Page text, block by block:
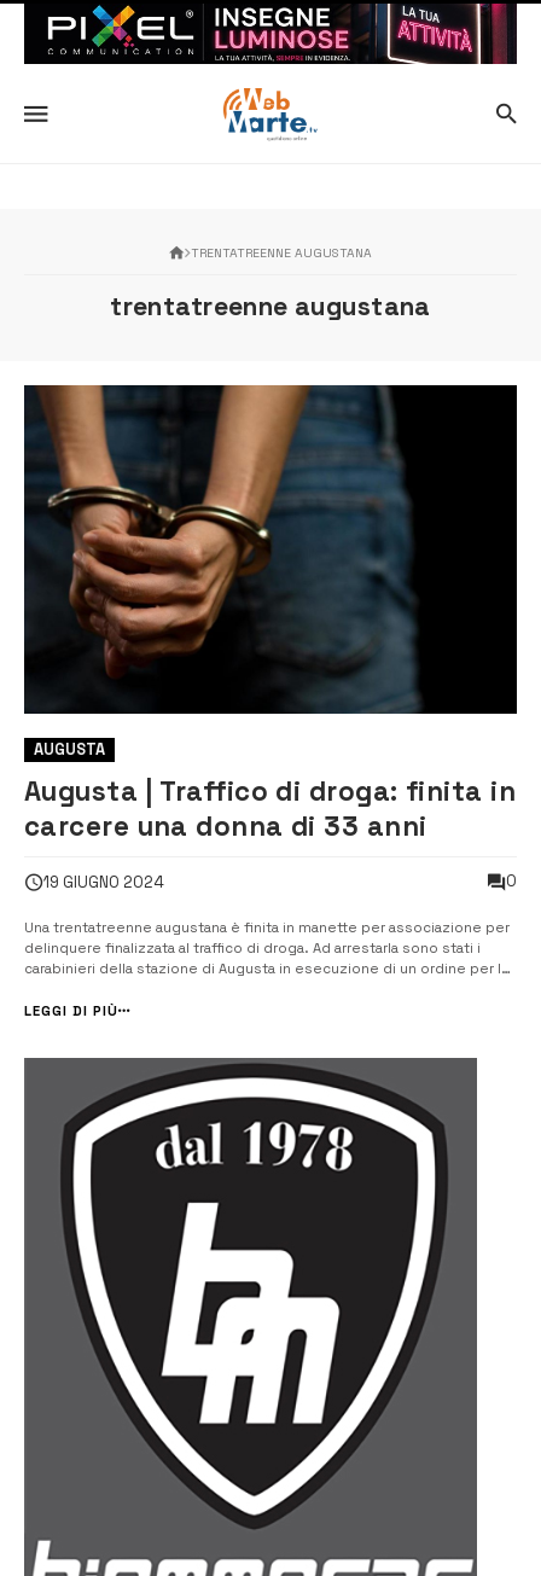
TRENTATREENNE AUGUSTANA
trentatreenne augustana
AUGUSTA
Augusta | Traffico di droga: finita in
carcere una donna di 33 anni
19 GIUGNO 2024 0
Una trentatreenne augustana è finita in manette per associazione per
delinquere finalizzata al traffico di droga. Ad arrestarla sono stati i
carabinieri della stazione di Augusta in esecuzione di un ordine per la
stata riconosciuta colpevole di associazione per delinquere finali...
LEGGI DI PIÙ